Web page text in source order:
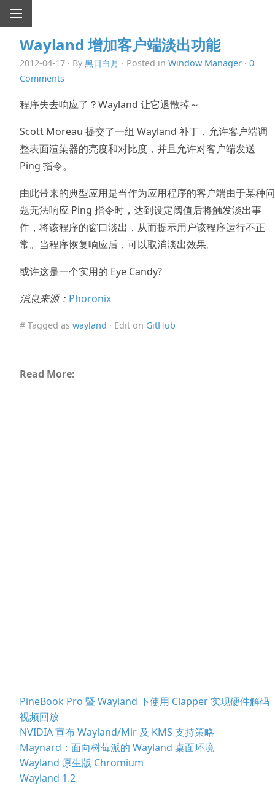
Wayland 增加客户端淡出功能
2012-04-17 · By 黑日白月 · Posted in Window Manager · 0
Comments
程序失去响应了？Wayland 让它退散掉～
Scott Moreau 提交了一组 Wayland 补丁，允许客户端调
整表面渲染器的亮度和对比度，并且允许对客户端发送
Ping 指令。
由此带来的典型应用是当作为应用程序的客户端由于某种问
题无法响应 Ping 指令时，达到设定阈值后将触发淡出事
件，将该程序的窗口淡出，从而提示用户该程序运行不正
常。当程序恢复响应后，可以取消淡出效果。
或许这是一个实用的 Eye Candy?
消息来源： Phoronix
# Tagged as wayland · Edit on GitHub
Read More:
PineBook Pro 暨 Wayland 下使用 Clapper 实现硬件解码
视频回放
NVIDIA 宣布 Wayland/Mir 及 KMS 支持策略
Maynard：面向树莓派的 Wayland 桌面环境
Wayland 原生版 Chromium
Wayland 1.2